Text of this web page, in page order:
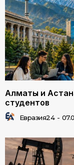
Алматы и
студентов
Евразия24 -